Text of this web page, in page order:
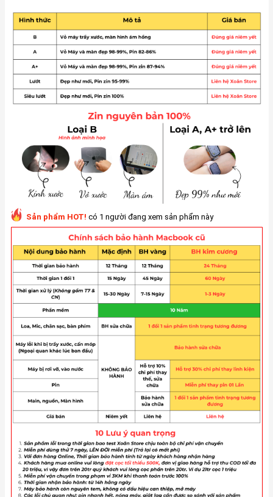
Sản phẩm HOT! có 1 người đang xem sản phẩm này